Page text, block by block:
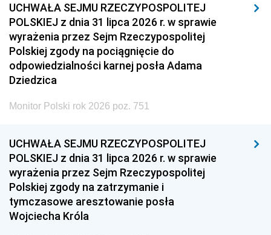
UCHWAŁA SEJMU RZECZYPOSPOLITEJ
POLSKIEJ z dnia 31 lipca 2026 r. w sprawie
wyrażenia przez Sejm Rzeczypospolitej
Polskiej zgody na pociągnięcie do
odpowiedzialności karnej posła Adama
Dziedzica
Monitor Polski rok 2026 poz. 751
UCHWAŁA SEJMU RZECZYPOSPOLITEJ
POLSKIEJ z dnia 31 lipca 2026 r. w sprawie
wyrażenia przez Sejm Rzeczypospolitej
Polskiej zgody na zatrzymanie i
tymczasowe aresztowanie posła
Wojciecha Króla